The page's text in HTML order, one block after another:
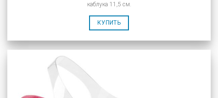
каблука 11,5 см.
КУПИТЬ